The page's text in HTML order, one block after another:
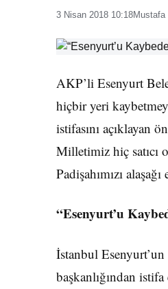
3 Nisan 2018 10:18Mustafa
AKP’li Esenyurt
hiçbir yeri
istifasını açıklayan
Milletimiz hiç satıcı
Padişahımızı
“Esenyurt’u
İstanbul
başkanlığından